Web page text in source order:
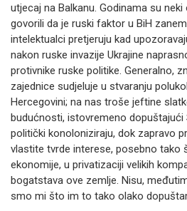
utjecaj na Balkanu. Godinama su
govorili da je ruski faktor u BiH
intelektualci pretjeruju kad
nakon ruske invazije Ukrajine
protivnike ruske politike. Generalno,
zajednice sudjeluje u stvaranju
Hercegovini; na nas troše jeftine
budućnosti, istovremeno dopuštajući
politički konoloniziraju, dok zapravo
vlastite tvrde interese, posebno tako
ekonomije, u privatizaciji velikih
bogatstava ove zemlje. Nisu,
smo mi što im to tako olako